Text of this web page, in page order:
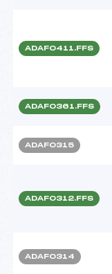
ADAF0411.FFS
ADAF0361.FFS
ADAF0315
ADAF0312.FFS
ADAF0314